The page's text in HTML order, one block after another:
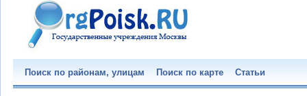
Поиск по районам, улицам Поиск по карте Статьи